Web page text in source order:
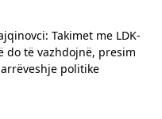
Takimet me LDK-
do të vazhdojnë, presim
politike